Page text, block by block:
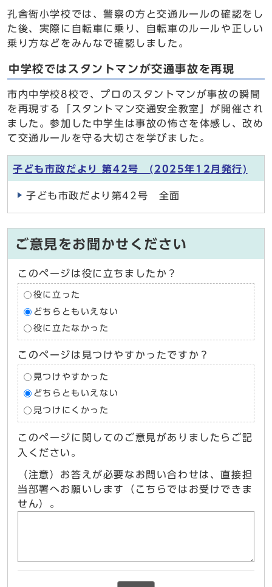
孔舎衙小学校では、警察の方と交通ルールの確認をし
た後、実際に自転車に乗り、自転車のルールや正しい
乗り方などをみんなで確認しました。
中学校ではスタントマンが交通事故を再現
市内中学校8校で、プロのスタントマンが事故の瞬間
を再現する「スタントマン交通安全教室」が開催され
ました。参加した中学生は事故の怖さを体感し、改め
て交通ルールを守る大切さを学びました。
子ども市政だより 第42号 (2025年12月発行)
子ども市政だより第42号 全面
ご意見をお聞かせください
このページは役に立ちましたか？
役に立った
どちらともいえない
役に立たなかった
このページは見つけやすかったですか？
見つけやすかった
どちらともいえない
見つけにくかった
このページに関してのご意見がありましたらご記
入ください。
（注意）お答えが必要なお問い合わせは、直接担
当部署へお願いします（こちらではお受けできま
せん）。